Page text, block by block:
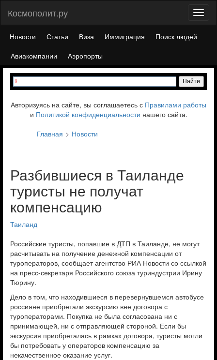
Космополит.ру
Новости Статьи Виза Иммиграция
Поиск людей
Авиакомпании
Аэропорты
Авторизуясь на сайте, вы соглашаетесь с Правилами работы
и Политикой конфиденциальности нашего сайта.
Главная
Новости
Разбившиеся в Таиланде
туристы не получат
компенсацию
Таиланд
Российские туристы, попавшие в ДТП в Таиланде, не могут
расчитывать на получение денежной компенсации от
туроператоров, сообщает агентство РИА Новости со ссылкой
на пресс-секретаря Российского союза туриндустрии Ирину
Тюрину.
Дело в том, что находившиеся в перевернувшемся автобусе
россияне приобретали экскурсию вне договора с
туроператорами. Покупка не была согласована ни с
принимающей, ни с отправляющей стороной. Если бы
экскурсия приобреталась в рамках договора, туристы могли
бы потребовать у операторов компенсацию за
некачественное оказание услуг.